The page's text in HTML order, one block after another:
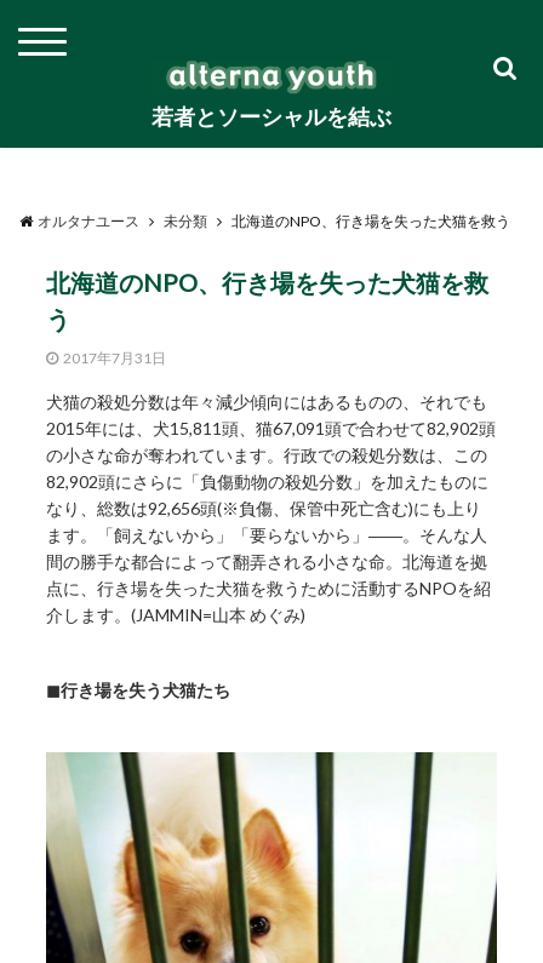
若者とソーシャルを結ぶ
オルタナユース 未分類 北海道のNPO、行き場を失った犬猫を救う
北海道のNPO、行き場を失った犬猫を救
う
2017年7月31日
犬猫の殺処分数は年々減少傾向にはあるものの、それでも
2015年には、犬15,811頭、猫67,091頭で合わせて82,902頭
の小さな命が奪われています。行政での殺処分数は、この
82,902頭にさらに「負傷動物の殺処分数」を加えたものに
なり、総数は92,656頭(※負傷、保管中死亡含む)にも上り
ます。「飼えないから」「要らないから」――。そんな人
間の勝手な都合によって翻弄される小さな命。北海道を拠
点に、行き場を失った犬猫を救うために活動するNPOを紹
介します。(JAMMIN=山本 めぐみ)
◼︎行き場を失う犬猫たち